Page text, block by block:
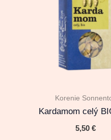
Korenie
Kardamom celý
5,50 €